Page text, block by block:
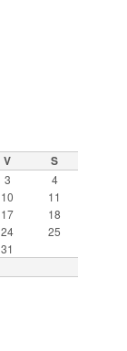
V S
3
4
10
11
17
18
24
25
31